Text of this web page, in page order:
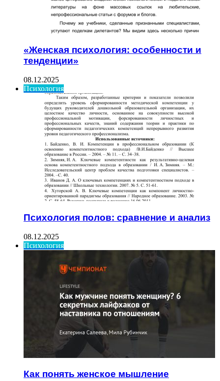
«Женская психология: особенности и
тенденции»
08.12.2025
Психология
Психология полов: сравнение и анализ
08.12.2025
Психология
Как понять женское мышление